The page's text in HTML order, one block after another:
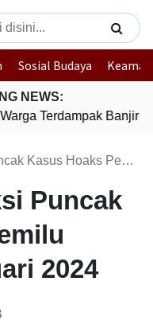
Sosial Budaya
NEWS:
Terdampak Banjir di
Pemilu Terjadi di Februari 2024
Puncak
2024